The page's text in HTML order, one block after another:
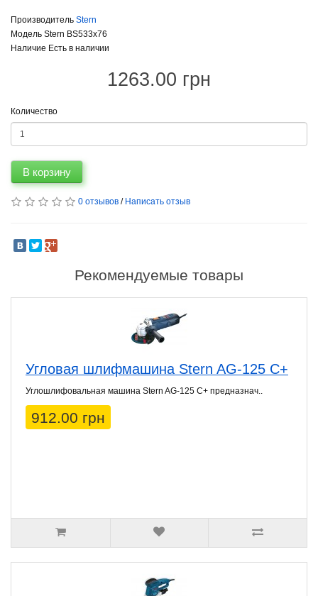
Производитель Stern
Модель Stern BS533х76
Наличие Есть в наличии
1263.00 грн
Количество
В корзину
0 отзывов / Написать отзыв
Рекомендуемые товары
Угловая шлифмашина Stern AG-125 C+
Углошлифовальная машина Stern AG-125 C+ предназнач..
912.00 грн